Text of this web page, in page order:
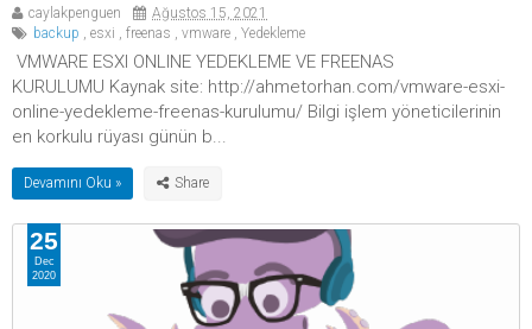
caylakpenguen
Ağustos 15, 2021
backup , esxi , freenas , vmware , Yedekleme
VMWARE ESXI ONLINE YEDEKLEME VE FREENAS
KURULUMU Kaynak site: http://ahmetorhan.com/vmware-esxi-
online-yedekleme-freenas-kurulumu/ Bilgi işlem yöneticilerinin
en korkulu rüyası günün b...
Devamını Oku »
25
Dec
2020